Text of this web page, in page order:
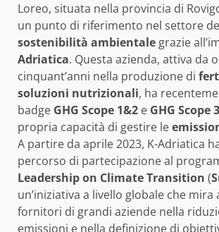
Loreo, situata nella provincia di
un punto di riferimento nel settore
sostenibilità ambientale grazie
Adriatica. Questa azienda, attiva da
cinquant’anni nella produzione di
soluzioni nutrizionali, ha
badge GHG Scope 1&2 e GHG Scope 3
propria capacità di gestire le
A partire da aprile 2023, K-Adriatica
percorso di partecipazione al
Leadership on Climate Transition (
un’iniziativa a livello globale che
fornitori di grandi aziende nella
emissioni e nella definizione di